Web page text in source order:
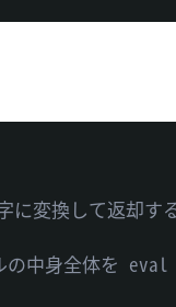
に変換して返却す
中身全体を